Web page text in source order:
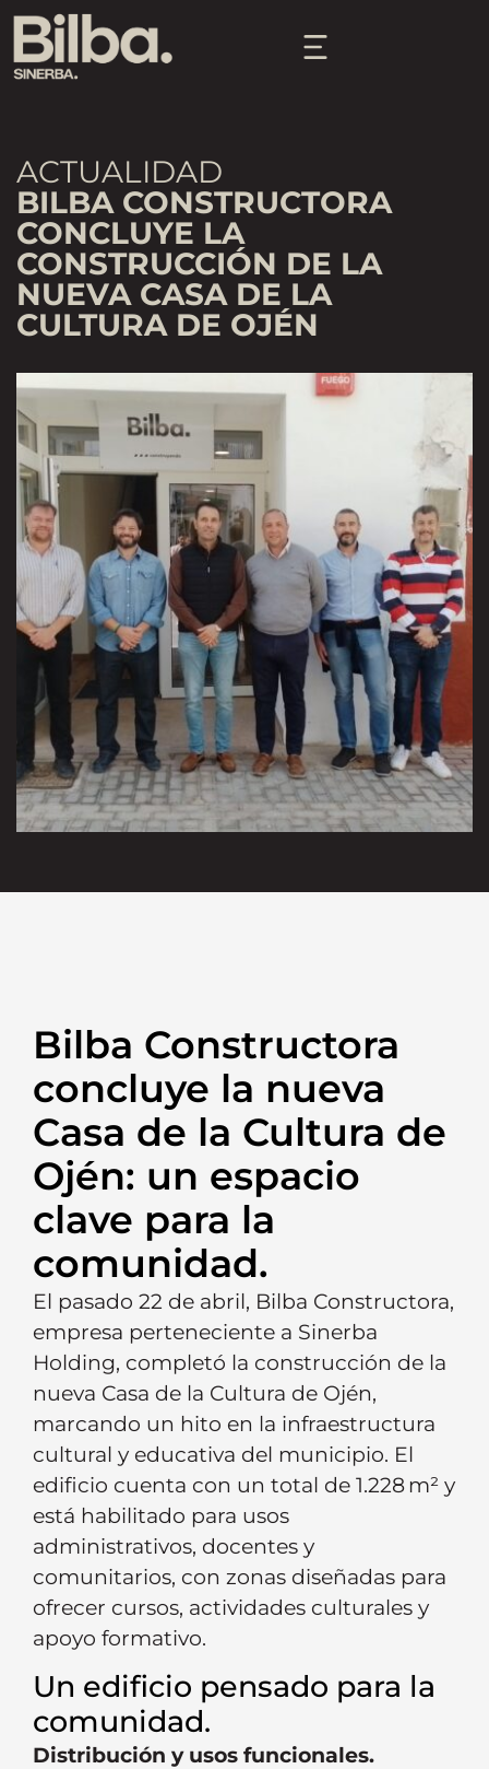
ACTUALIDAD
BILBA CONSTRUCTORA
CONCLUYE LA
CONSTRUCCIÓN DE LA
NUEVA CASA DE LA
CULTURA DE OJÉN
Bilba Constructora
concluye la nueva
Casa de la Cultura de
Ojén: un espacio
clave para la
comunidad.
El pasado 22 de abril, Bilba Constructora,
empresa perteneciente a Sinerba
Holding, completó la construcción de la
nueva Casa de la Cultura de Ojén,
marcando un hito en la infraestructura
cultural y educativa del municipio. El
edificio cuenta con un total de 1.228 m² y
está habilitado para usos
administrativos, docentes y
comunitarios, con zonas diseñadas para
ofrecer cursos, actividades culturales y
apoyo formativo.
Un edificio pensado para la
comunidad.
Distribución y usos funcionales.